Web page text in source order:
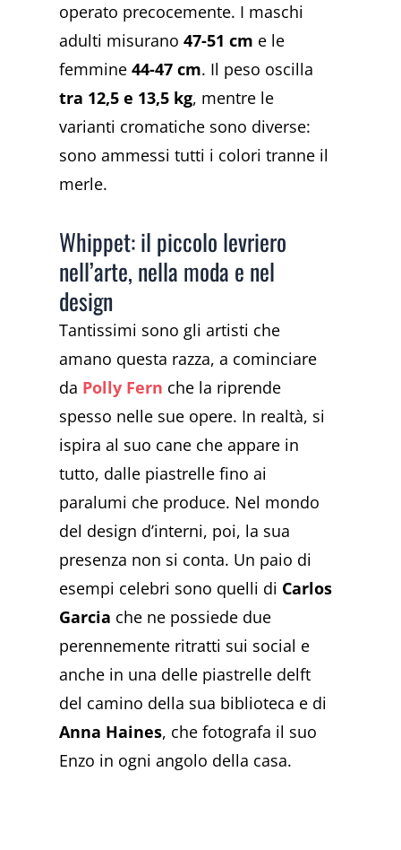
operato precocemente. I maschi
adulti misurano47-51 cm e le
femmine44-47 cm. Il peso oscilla
tra 12,5 e 13,5 kg, mentre le
varianti cromatiche sono diverse:
sono ammessi tutti i colori tranne il
merle.
Whippet: il piccolo levriero
nell’arte, nella moda e nel
design
Tantissimi sono gli artisti che
amano questa razza, a cominciare
da Polly Fern che la riprende
spesso nelle sue opere. In realtà, si
ispira al suo cane che appare in
tutto, dalle piastrelle fino ai
paralumi che produce. Nel mondo
del design d’interni, poi, la sua
presenza non si conta. Un paio di
esempi celebri sono quelli di Carlos
Garcia che ne possiede due
perennemente ritratti sui social e
anche in una delle piastrelle delft
del camino della sua biblioteca e di
Anna Haines, che fotografa il suo
Enzo in ogni angolo della casa.